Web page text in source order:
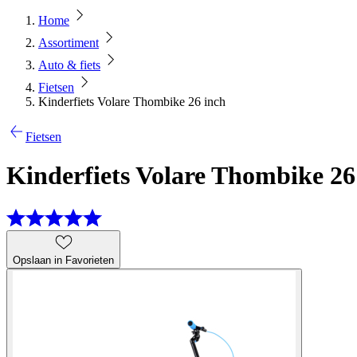
Home
Assortiment
Auto & fiets
Fietsen
Kinderfiets Volare Thombike 26 inch
Fietsen
Kinderfiets Volare Thombike
Opslaan in Favorieten